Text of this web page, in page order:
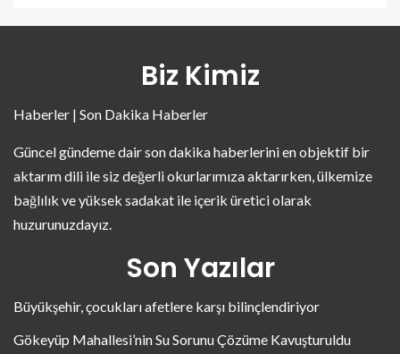
Biz Kimiz
Haberler | Son Dakika Haberler
Güncel gündeme dair son dakika haberlerini en objektif bir
aktarım dili ile siz değerli okurlarımıza aktarırken, ülkemize
bağlılık ve yüksek sadakat ile içerik üretici olarak
huzurunuzdayız.
Son Yazılar
Büyükşehir, çocukları afetlere karşı bilinçlendiriyor
Gökeyüp Mahallesi’nin Su Sorunu Çözüme Kavuşturuldu